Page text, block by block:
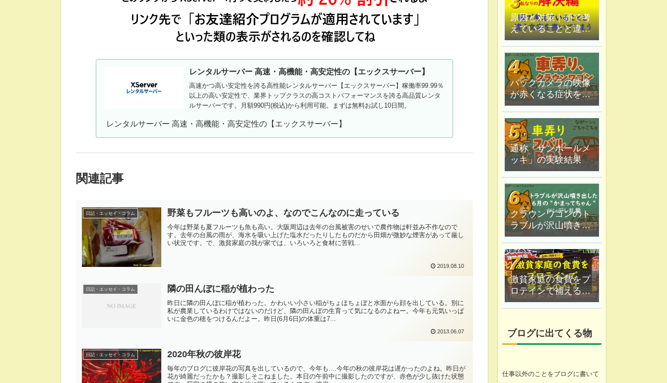
レンタルサーバー 高速・高機能・高安定性の【エックスサーバー】
高速かつ高い安定性を誇る高性能レンタルサーバー【エックスサーバー】稼働率99.99％
以上の高い安定性で、業界トップクラスの高コストパフォーマンスを誇る高品質レンタ
ルサーバーです。月額990円(税込)から利用可能。まずは無料お試し10日間。
レンタルサーバー 高速・高機能・高安定性の【エックスサーバー】
関連記事
日記・エッセイ・コラム 野菜もフルーツも高いのよ、なのでこんなのに走っている
今年は野菜も夏フルーツも魚も高い。大阪周辺は去年の台風被害のせいで農作物は軒並み不作なので
す。去年の台風の雨が、海水を吸い上げた塩水だったりしたものだから田畑が微妙な煙害があって厳し
い状況です。で、激貧家庭の我が家では、いろいろと食材に苦戦...
2019.08.10
日記・エッセイ・コラム 隣の田んぼに稲が植わった
昨日に隣の田んぼに稲が植わった。かわいい小さい稲がちょほちょぼと水面から顔を出している。別に
私が農業しているわけではないのだけど、隣の田んぼの生育って気になるのよねー。今年も元気いっぱ
いに金色の穂をつけるんだよー。昨日(6月6日)の体重は7...
2013.06.07
日記・エッセイ・コラム 2020年秋の彼岸花
毎年のブログに彼岸花の写真を出しているので、今年も....今年の秋の彼岸花は遅かったのよね。昨日が
花が綺麗だったかも？撮影しそこねました。本日の午前中に撮影したのですが、赤色が少し抜けた状態
原因と対策｜頭で考
えていることと違う
文字を書いてしま
う。
バックカメラの映像
が赤くなる症状を原
因追究＆解決
通称「サンポールメ
ッキ」の実験結果
クラウンワゴンのト
ラブルが沢山噴き出
した｜６月の"かまっ
てちゃん"ツンデレ乱
舞
激貧家庭の食費をプ
ロテインで補えるの
か？なが〜ン家は実
ブログに出てくる物
仕事以外のことをブログに書いて